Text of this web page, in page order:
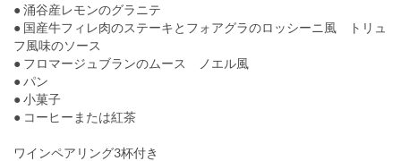
● 涌谷産レモンのグラニテ
● 国産牛フィレ肉のステーキとフォアグラのロッシーニ風 トリュ
フ風味のソース
● フロマージュブランのムース ノエル風
● パン
● 小菓子
● コーヒーまたは紅茶
ワインペアリング3杯付き